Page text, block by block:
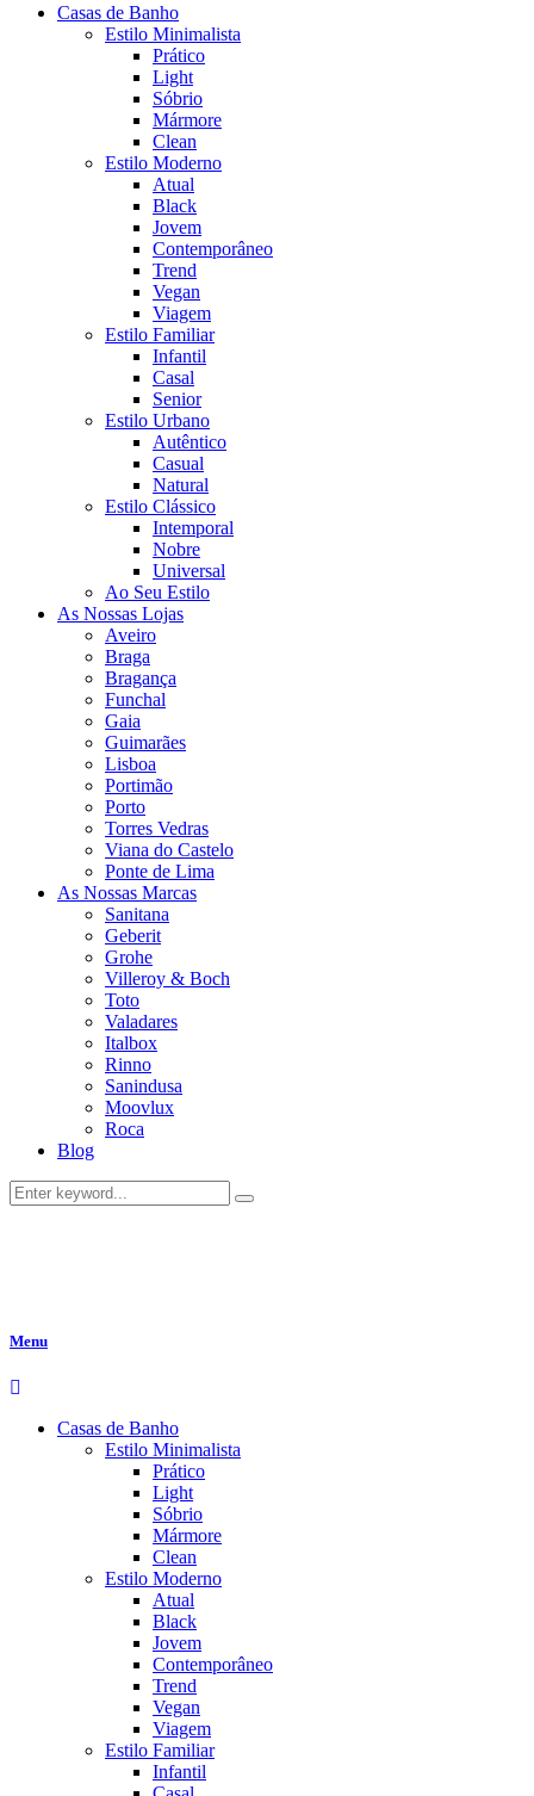
Casas de Banho
Estilo Minimalista
Prático
Light
Sóbrio
Mármore
Clean
Estilo Moderno
Atual
Black
Jovem
Contemporâneo
Trend
Vegan
Viagem
Estilo Familiar
Infantil
Casal
Senior
Estilo Urbano
Autêntico
Casual
Natural
Estilo Clássico
Intemporal
Nobre
Universal
Ao Seu Estilo
As Nossas Lojas
Aveiro
Braga
Bragança
Funchal
Gaia
Guimarães
Lisboa
Portimão
Porto
Torres Vedras
Viana do Castelo
Ponte de Lima
As Nossas Marcas
Sanitana
Geberit
Grohe
Villeroy & Boch
Toto
Valadares
Italbox
Rinno
Sanindusa
Moovlux
Roca
Blog
Menu
Casas de Banho
Estilo Minimalista
Prático
Light
Sóbrio
Mármore
Clean
Estilo Moderno
Atual
Black
Jovem
Contemporâneo
Trend
Vegan
Viagem
Estilo Familiar
Infantil